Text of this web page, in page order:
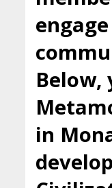
Below,
in